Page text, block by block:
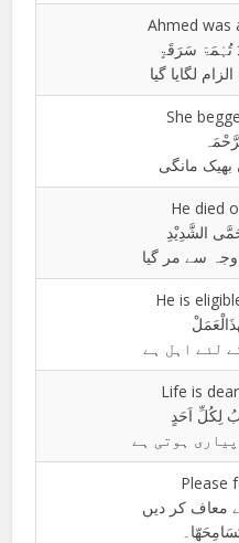
Ahmed was
تُہْمَۃَ سَرَقَۃٍ
لگایا گیا
She
مانگی
He died
الشَّدِیْدِ
سے مر گیا
He is
لئے اہل ہے
Life is
لِکُلِّ اَحَدٍ
ہوتی ہے
Please
معاف کر دیں